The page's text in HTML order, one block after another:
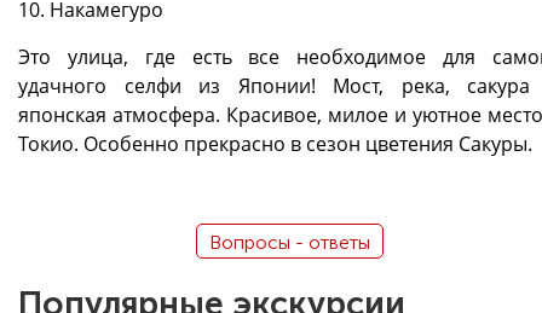
10. Накамегуро
Это улица, где есть все необходимое для
удачного селфи из Японии! Мост, река,
японская атмосфера. Красивое, милое и уютное
Токио. Особенно прекрасно в сезон цветения Сакуры.
Вопросы - ответы
Популярные экскурсии